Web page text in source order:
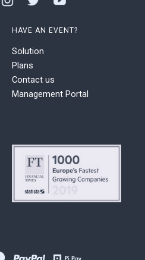
HAVE AN EVENT?
Solution
Plans
Contact us
Management Portal